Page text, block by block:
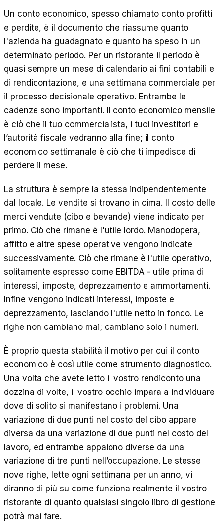
Un conto economico, spesso chiamato conto profitti
e perdite, è il documento che riassume quanto
l'azienda ha guadagnato e quanto ha speso in un
determinato periodo. Per un ristorante il periodo è
quasi sempre un mese di calendario ai fini contabili e
di rendicontazione, e una settimana commerciale per
il processo decisionale operativo. Entrambe le
cadenze sono importanti. Il conto economico mensile
è ciò che il tuo commercialista, i tuoi investitori e
l’autorità fiscale vedranno alla fine; il conto
economico settimanale è ciò che ti impedisce di
perdere il mese.
La struttura è sempre la stessa indipendentemente
dal locale. Le vendite si trovano in cima. Il costo delle
merci vendute (cibo e bevande) viene indicato per
primo. Ciò che rimane è l'utile lordo. Manodopera,
affitto e altre spese operative vengono indicate
successivamente. Ciò che rimane è l'utile operativo,
solitamente espresso come EBITDA - utile prima di
interessi, imposte, deprezzamento e ammortamenti.
Infine vengono indicati interessi, imposte e
deprezzamento, lasciando l'utile netto in fondo. Le
righe non cambiano mai; cambiano solo i numeri.
È proprio questa stabilità il motivo per cui il conto
economico è così utile come strumento diagnostico.
Una volta che avete letto il vostro rendiconto una
dozzina di volte, il vostro occhio impara a individuare
dove di solito si manifestano i problemi. Una
variazione di due punti nel costo del cibo appare
diversa da una variazione di due punti nel costo del
lavoro, ed entrambe appaiono diverse da una
variazione di tre punti nell’occupazione. Le stesse
nove righe, lette ogni settimana per un anno, vi
diranno di più su come funziona realmente il vostro
ristorante di quanto qualsiasi singolo libro di gestione
potrà mai fare.